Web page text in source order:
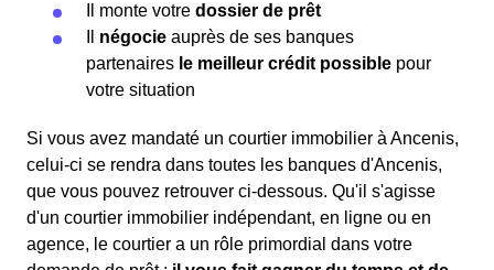
Il monte votre dossier de prêt
négocie auprès de ses banques
partenaires le meilleur crédit possible pour
votre situation
Si vous avez mandaté un courtier immobilier à Ancenis,
celui-ci se rendra dans toutes les banques d'Ancenis,
que vous pouvez retrouver ci-dessous. Qu'il s'agisse
d'un courtier immobilier indépendant, en ligne ou en
agence, le courtier a un rôle primordial dans votre